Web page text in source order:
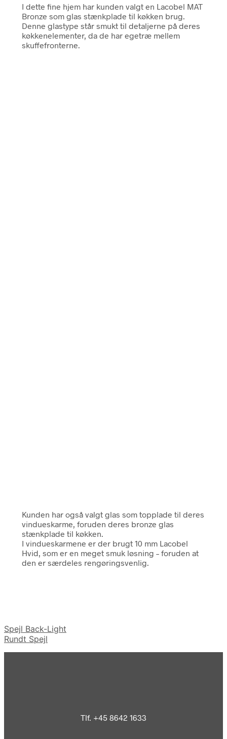
I dette fine hjem har kunden valgt en Lacobel MAT
Bronze som glas stænkplade til køkken brug.
Denne glastype står smukt til detaljerne på deres
køkkenelementer, da de har egetræ mellem
skuffefronterne.
Kunden har også valgt glas som topplade til deres
vindueskarme, foruden deres bronze glas
stænkplade til køkken.
I vindueskarmene er der brugt 10 mm Lacobel
Hvid, som er en meget smuk løsning – foruden at
den er særdeles rengøringsvenlig.
Spejl Back-Light
Rundt Spejl
Tlf. +45 8642 1633